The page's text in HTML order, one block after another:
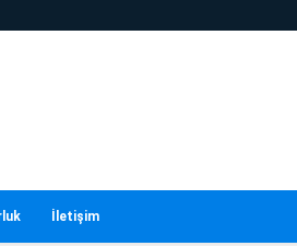
İletişim